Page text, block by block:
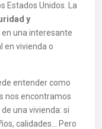
Estados Unidos. La
y
una interesante
en vivienda o
entender como
nos encontramos
una vivienda: si
calidades… Pero